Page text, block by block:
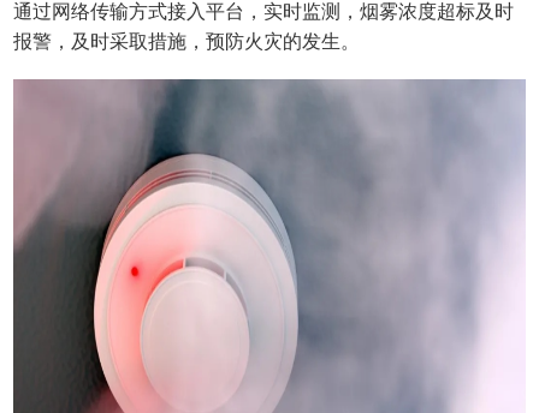
通过网络传输方式接入平台，实时监测，烟雾浓度超标及时
报警，及时采取措施，预防火灾的发生。